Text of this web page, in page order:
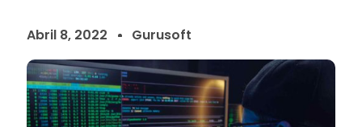
Abril 8, 2022 Gurusoft